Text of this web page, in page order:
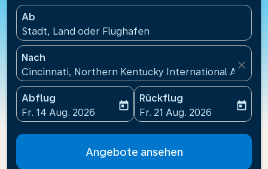
Ab
Stadt, Land oder Flughafen
Nach
Cincinnati, Northern Kentucky International
close
Abflug
fc-booking-departure-date-aria-label
Fr. 14 Aug. 2026
today
Rückflug
fc-booking-return-date-
Fr. 21 Aug. 2026
today
Angebote ansehen